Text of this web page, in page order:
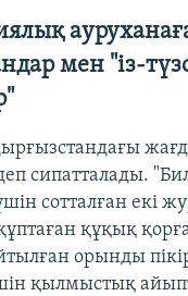
мен "із-
сипатталады.
сотталған екі
құқық
орынды
қылмыстық